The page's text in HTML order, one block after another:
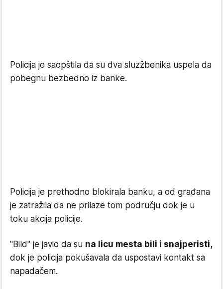
Policija je saopštila da su dva sluzžbenika uspela da
pobegnu bezbedno iz banke.
Policija je prethodno blokirala banku, a od građana
je zatražila da ne prilaze tom području dok je u
toku akcija policije.
"Bild" je javio da su na licu mesta bili i snajperisti,
dok je policija pokušavala da uspostavi kontakt sa
napadačem.